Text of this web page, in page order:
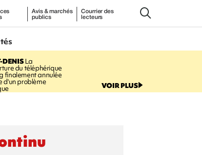
Avis & marchés
publics
Courrier des
lecteurs
DENISLa
du téléphérique
finalement annulée
d'un problème VOIR PLUS